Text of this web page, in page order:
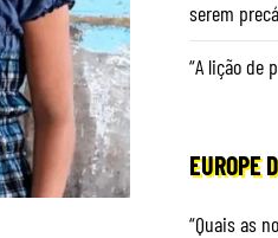
serem
“A lição de
EUROPE
“Quais as